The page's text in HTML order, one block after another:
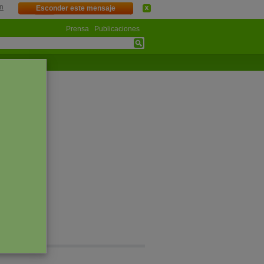
Esconder este mensaje
Prensa Publicaciones